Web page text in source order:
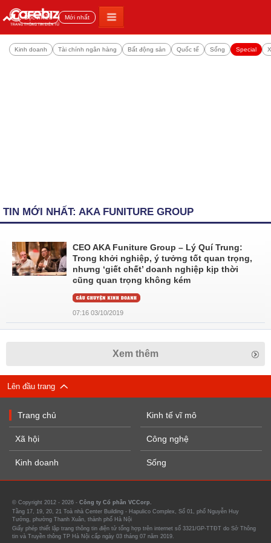
Đọc nhiều Mới nhất
Kinh doanh Tài chính ngân hàng Bất động sản Quốc tế Sống Special
TIN MỚI NHẤT: AKA FUNITURE GROUP
CEO AKA Funiture Group – Lý Quí Trung:
Trong khởi nghiệp, ý tưởng tốt quan trọng,
nhưng ‘giết chết’ doanh nghiệp kịp thời
cũng quan trọng không kém
07:16 03/10/2019
Xem thêm
Lên đầu trang
Trang chủ
Xã hội
Kinh doanh
Kinh tế vĩ mô
Công nghệ
Sống
© Copyright 2012 - 2026 - Công ty Cổ phần VCCorp.
Tầng 17, 19, 20, 21 Toà nhà Center Building - Hapulico Complex, Số 01, phố Nguyễn Huy
Tưởng, phường Thanh Xuân, thành phố Hà Nội
Giấy phép thiết lập trang thông tin điện tử tổng hợp trên internet số 3321/GP-TTĐT do Sở Thông
tin và Truyền thông TP Hà Nội cấp ngày 03 tháng 07 năm 2019.